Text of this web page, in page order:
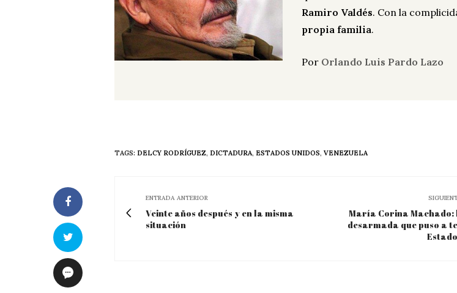
Ramiro Valdés. Con la
propia familia.
Por Orlando Luis Pardo Lazo
TAGS: DELCY RODRÍGUEZ, DICTADURA, ESTADOS UNIDOS, VENEZUELA
ENTRADA ANTERIOR
Veinte años después y en la misma
situación
María Corina Machado:
desarmada que puso a